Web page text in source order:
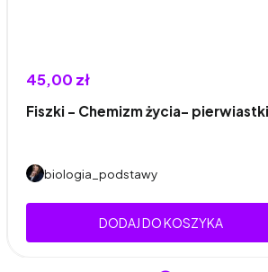
45,00 zł
Fiszki - Chemizm życia-
biologia_podstawy
DODAJ DO KOSZYKA